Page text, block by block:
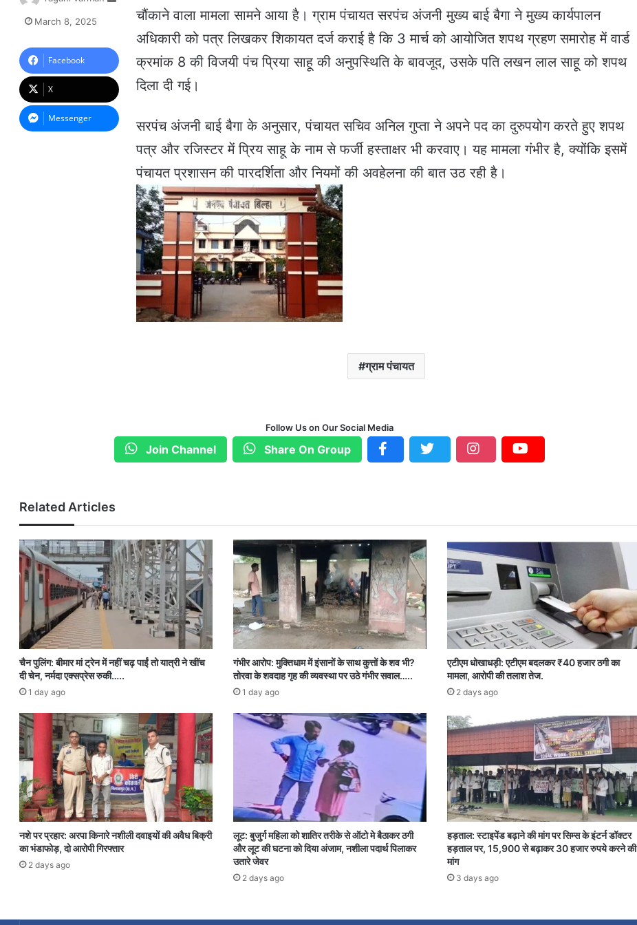
चौंकाने वाला मामला सामने आया है। ग्राम पंचायत सरपंच अंजनी मुख्य बाई बैगा ने मुख्य कार्यपालन
अधिकारी को पत्र लिखकर शिकायत दर्ज कराई है कि 3 मार्च को आयोजित शपथ ग्रहण समारोह में वार्ड
क्रमांक 8 की विजयी पंच प्रिया साहू की अनुपस्थिति के बावजूद, उसके पति लखन लाल साहू को शपथ
दिला दी गई।
सरपंच अंजनी बाई बैगा के अनुसार, पंचायत सचिव अनिल गुप्ता ने अपने पद का दुरुपयोग करते हुए शपथ
पत्र और रजिस्टर में प्रिय साहू के नाम से फर्जी हस्ताक्षर भी करवाए। यह मामला गंभीर है, क्योंकि इसमें
पंचायत प्रशासन की पारदर्शिता और नियमों की अवहेलना की बात उठ रही है।
ग्राम पंचायत
a
n
e
m
a
i
March 8, 2025
Facebook
X
Messenger
Follow Us on Our Social Media
Join Channel Share On Group
Related Articles
चैन पुलिंग: बीमार मां ट्रेन में नहीं चढ़ पाईं तो यात्री ने खींच
दी चेन, नर्मदा एक्सप्रेस रुकी…..
1 day ago
गंभीर आरोप: मुक्तिधाम में इंसानों के साथ कुत्तों के शव भी?
तोरवा के शवदाह गृह की व्यवस्था पर उठे गंभीर सवाल…..
1 day ago
एटीएम धोखाधड़ी: एटीएम बदलकर ₹40 हजार ठगी का
मामला, आरोपी की तलाश तेज.
2 days ago
नशे पर प्रहार: अरपा किनारे नशीली दवाइयों की अवैध बिक्री
का भंडाफोड़, दो आरोपी गिरफ्तार
2 days ago
लूट: बुजुर्ग महिला को शातिर तरीके से ऑटो मे बैठाकर ठगी
और लूट की घटना को दिया अंजाम, नशीला पदार्थ पिलाकर
उतारे जेवर
2 days ago
हड़ताल: स्टाइपेंड बढ़ाने की मांग पर सिम्स के इंटर्न डॉक्टर
हड़ताल पर, 15,900 से बढ़ाकर 30 हजार रुपये करने की
मांग
3 days ago